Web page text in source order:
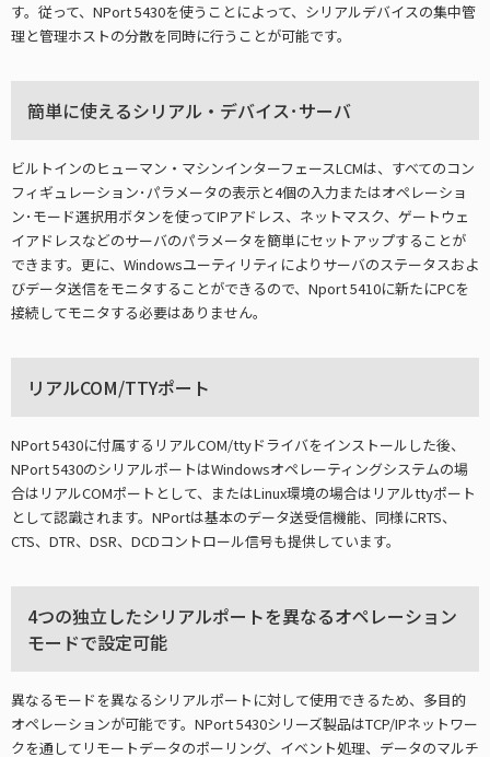
す。従って、NPort 5430を使うことによって、シリアルデバイスの集中管
理と管理ホストの分散を同時に行うことが可能です。
簡単に使えるシリアル・デバイス･サーバ
ビルトインのヒューマン・マシンインターフェースLCMは、すべてのコン
フィギュレーション･パラメータの表示と4個の入力またはオペレーショ
ン･モード選択用ボタンを使ってIPアドレス、ネットマスク、ゲートウェ
イアドレスなどのサーバのパラメータを簡単にセットアップすることが
できます。更に、Windowsユーティリティによりサーバのステータスおよ
びデータ送信をモニタすることができるので、Nport 5410に新たにPCを
接続してモニタする必要はありません。
リアルCOM/TTYポート
NPort 5430に付属するリアルCOM/ttyドライバをインストールした後、
NPort 5430のシリアルポートはWindowsオペレーティングシステムの場
合はリアルCOMポートとして、またはLinux環境の場合はリアルttyポート
として認識されます。NPortは基本のデータ送受信機能、同様にRTS、
CTS、DTR、DSR、DCDコントロール信号も提供しています。
4つの独立したシリアルポートを異なるオペレーション
モードで設定可能
異なるモードを異なるシリアルポートに対して使用できるため、多目的
オペレーションが可能です。NPort 5430シリーズ製品はTCP/IPネットワー
クを通してリモートデータのポーリング、イベント処理、データのマルチ